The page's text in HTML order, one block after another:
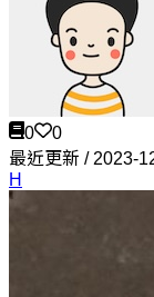
0
0
最近更新 / 2023-
H